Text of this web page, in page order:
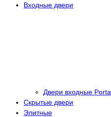
Входные двери
Двери входные Porta
Скрытые двери
Элитные